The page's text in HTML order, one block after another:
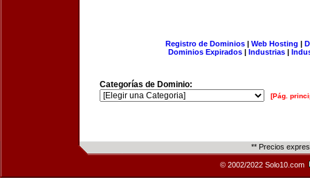
Registro de Dominios| Web Hosting |
Dominios Expirados | Industrias |
Categorías de Dominio:
[Pág.
** Precios
© 2002/2022 Solo10.com